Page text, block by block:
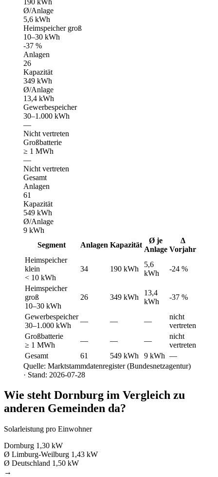
Ø/Anlage
5,6 kWh
Heimspeicher groß
10–30 kWh
-37 %
Anlagen
26
Kapazität
349 kWh
Ø/Anlage
13,4 kWh
Gewerbespeicher
30–1.000 kWh
—
Nicht vertreten
Großbatterie
≥ 1 MWh
—
Nicht vertreten
Gesamt
Anlagen
61
Kapazität
549 kWh
Ø/Anlage
9 kWh
Segment
Anlagen Kapazität
Ø je
Anlage
Δ
Vorjahr
Heimspeicher
klein
< 10 kWh
34 190 kWh
5,6
kWh
-24 %
Heimspeicher
groß
10–30 kWh
26 349 kWh
13,4
kWh
-37 %
Gewerbespeicher
30–1.000 kWh
— — —
nicht
vertreten
Großbatterie
≥ 1 MWh
— — —
nicht
vertreten
Gesamt
61 549 kWh 9 kWh —
Quelle: Marktstammdatenregister (Bundesnetzagentur)
· Stand: 2026-07-28
Wie steht Dornburg im Vergleich zu
anderen Gemeinden da?
Solarleistung pro Einwohner
Dornburg 1,30 kW
Ø Limburg-Weilburg 1,43 kW
Ø Deutschland 1,50 kW
→